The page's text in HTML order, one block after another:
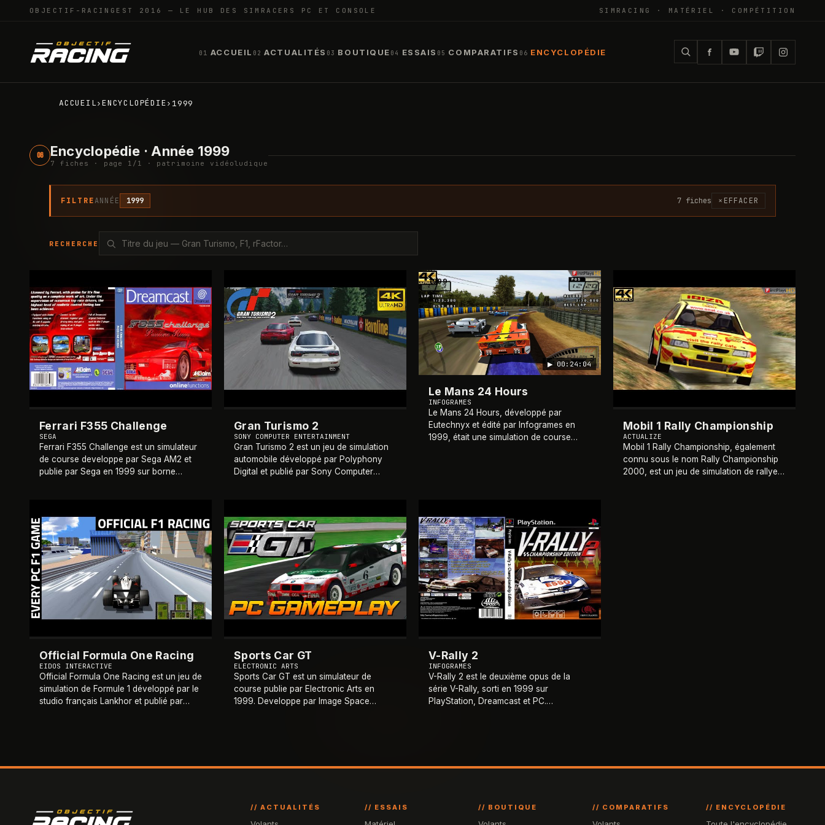
OBJECTIF-RACING EST 2016 — LE HUB DES SIMRACERS PC ET CONSOLE SIMRACING · MATÉRIEL · COMPÉTITION
01 ACCUEIL 02 ACTUALITÉS 03 BOUTIQUE 04 ESSAIS 05 COMPARATIFS 06 ENCYCLOPÉDIE
ACCUEIL›ENCYCLOPÉDIE› 1999
06 Encyclopédie · Année 1999
7 fiche s · page 1 / 1 · patrimoine vidéoludique
FILTREANNÉE 1999 7 fiches × EFFACER
RECHERCHE
Ferrari F355 Challenge
SEGA
Ferrari F355 Challenge est un simulateur
de course developpe par Sega AM2 et
publie par Sega en 1999 sur borne
Gran Turismo 2
SONY COMPUTER ENTERTAINMENT
Gran Turismo 2 est un jeu de simulation
automobile développé par Polyphony
Digital et publié par Sony Computer
1999
▶ 00:24:04
Le Mans 24 Hours
INFOGRAMES
Le Mans 24 Hours, développé par
Eutechnyx et édité par Infogrames en
1999, était une simulation de course
Mobil 1 Rally Championship
ACTUALIZE
Mobil 1 Rally Championship, également
connu sous le nom Rally Championship
2000, est un jeu de simulation de rallye
Official Formula One Racing
EIDOS INTERACTIVE
Official Formula One Racing est un jeu de
simulation de Formule 1 développé par le
studio français Lankhor et publié par
Sports Car GT
ELECTRONIC ARTS
Sports Car GT est un simulateur de
course publie par Electronic Arts en
1999. Developpe par Image Space
V-Rally 2
INFOGRAMES
V-Rally 2 est le deuxième opus de la
série V-Rally, sorti en 1999 sur
PlayStation, Dreamcast et PC.
// ACTUALITÉS // ESSAIS // BOUTIQUE // COMPARATIFS // ENCYCLOPÉDIE